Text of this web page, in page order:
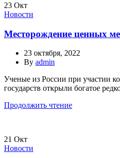
23 Окт
Новости
Месторождение ценных
23 октября, 2022
By admin
Ученые из России при участии
государств открыли богатое
Продолжить чтение
21 Окт
Новости